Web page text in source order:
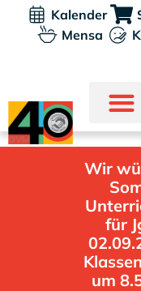
Kalender
Mensa
Wir
für
um